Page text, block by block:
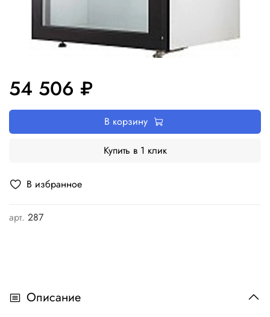
В избранное
арт. 287
54 506 ₽
В корзину
Купить в 1 клик
Описание